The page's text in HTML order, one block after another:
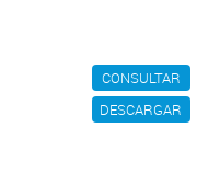
CONSULTAR
DESCARGAR